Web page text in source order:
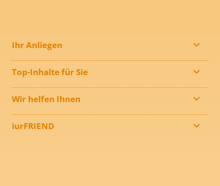
Ihr Anliegen
Top-Inhalte für Sie
Wir helfen Ihnen
iurFRIEND